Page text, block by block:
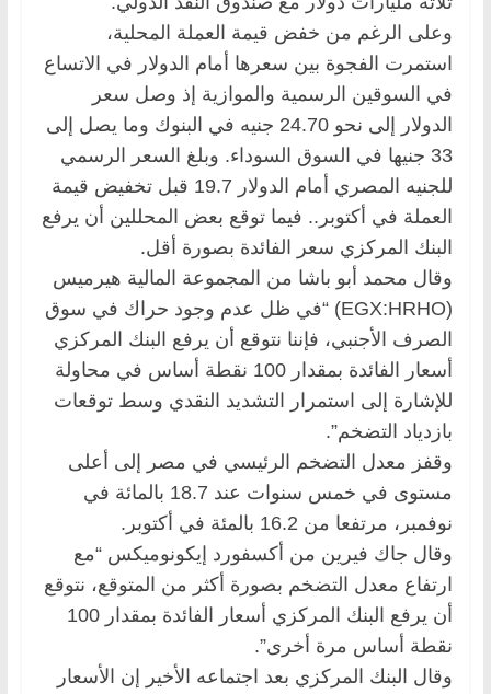
وعلى الرغم من خفض قيمة العملة المحلية،
استمرت الفجوة بين سعرها أمام الدولار في الاتساع
في السوقين الرسمية والموازية إذ وصل سعر
الدولار إلى نحو 24.70 جنيه في البنوك وما يصل إلى
33 جنيها في السوق السوداء. وبلغ السعر الرسمي
للجنيه المصري أمام الدولار 19.7 قبل تخفيض قيمة
العملة في أكتوبر.. فيما توقع بعض المحللين أن يرفع
البنك المركزي سعر الفائدة بصورة أقل.
وقال محمد أبو باشا من المجموعة المالية هيرميس
(EGX:HRHO) “في ظل عدم وجود حراك في سوق
الصرف الأجنبي، فإننا نتوقع أن يرفع البنك المركزي
أسعار الفائدة بمقدار 100 نقطة أساس في محاولة
للإشارة إلى استمرار التشديد النقدي وسط توقعات
بازدياد التضخم”.
وقفز معدل التضخم الرئيسي في مصر إلى أعلى
مستوى في خمس سنوات عند 18.7 بالمائة في
نوفمبر، مرتفعا من 16.2 بالمئة في أكتوبر.
وقال جاك فيرين من أكسفورد إيكونوميكس “مع
ارتفاع معدل التضخم بصورة أكثر من المتوقع، نتوقع
أن يرفع البنك المركزي أسعار الفائدة بمقدار 100
نقطة أساس مرة أخرى”.
وقال البنك المركزي بعد اجتماعه الأخير إن الأسعار